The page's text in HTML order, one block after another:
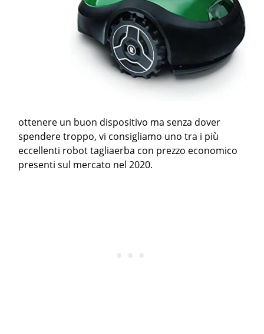
ottenere un buon dispositivo ma senza dover
spendere troppo, vi consigliamo uno tra i più
eccellenti robot tagliaerba con prezzo economico
presenti sul mercato nel 2020.